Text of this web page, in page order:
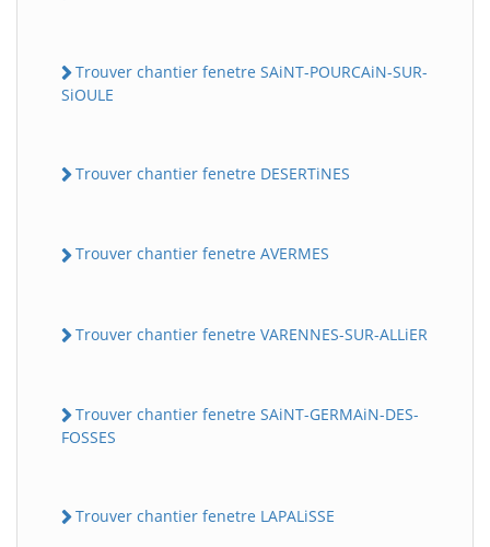
Trouver chantier fenetre SAiNT-POURCAiN-SUR-
SiOULE
Trouver chantier fenetre DESERTiNES
Trouver chantier fenetre AVERMES
Trouver chantier fenetre VARENNES-SUR-ALLiER
Trouver chantier fenetre SAiNT-GERMAiN-DES-
FOSSES
Trouver chantier fenetre LAPALiSSE